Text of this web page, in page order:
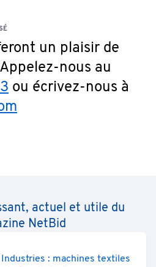
un plaisir de
nous au
ou écrivez-nous à
actuel et utile du
NetBid
Industries : machines textiles